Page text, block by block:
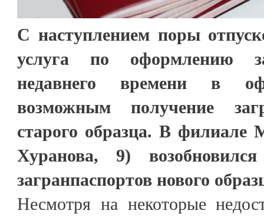
С наступлением поры
услуга по оформлению
недавнего времени в
возможным получение
старого образца. В
Хуранова, 9)
загранпаспортов нового
Несмотря на некоторые